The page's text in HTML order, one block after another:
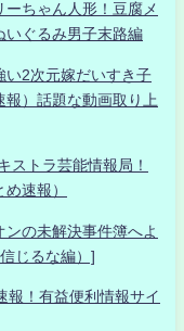
ちゃん人形！豆腐メ
いぐるみ男子末路編
い2次元嫁だいすき子
）話題な動画取り上
ストラ芸能情報局！
速報）
の未解決事件簿へよ
じるな編）]
！有益便利情報サイ